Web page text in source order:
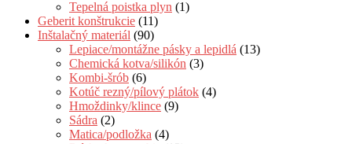
Tepelná poistka plyn (1)
Geberit konštrukcie (11)
Inštalačný materiál (90)
Lepiace/montážne pásky a lepidlá (13)
Chemická kotva/silikón (3)
Kombi-šrób (6)
Kotúč rezný/pílový plátok (4)
Hmoždinky/klince (9)
Sádra (2)
Matica/podložka (4)